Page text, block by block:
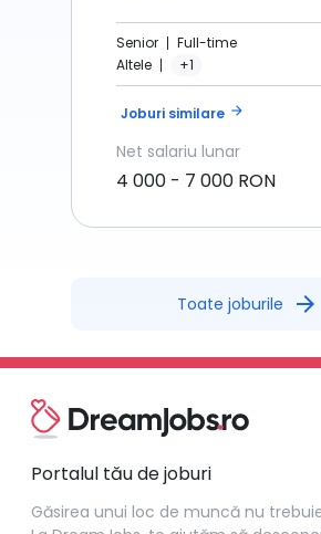
Senior
Full-time
Altele
+1
Joburi similare arrow_forward
Net salariu lunar
4 000 - 7 000 RON
Toate joburile arrow_forward
Portalul tău de joburi
Găsirea unui loc de muncă nu